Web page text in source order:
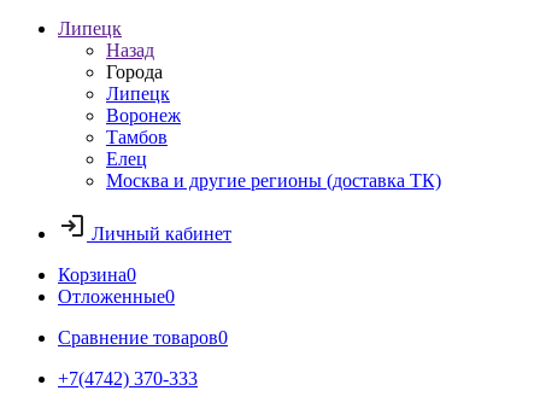
Липецк
Назад
Города
Липецк
Воронеж
Тамбов
Елец
Москва и другие регионы (доставка ТК)
Личный кабинет
Корзина0
Отложенные0
Сравнение товаров0
+7(4742) 370-333